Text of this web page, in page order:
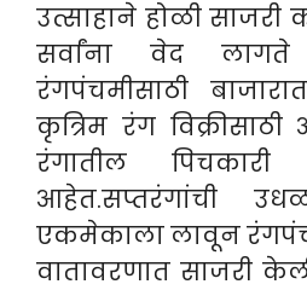
उत्साहाने होळी साजरी
सर्वांना वेद
रंगपंचमीसाठी
कृत्रिम रंग
रंगातील
आहेत.सप्तरंगांची
एकमेकाला लावून
वातावरणात साजरी